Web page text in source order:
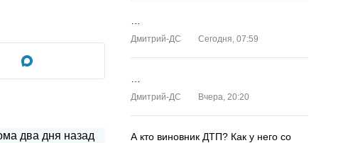
Дмитрий-ДС Сегодня, 07:59
Дмитрий-ДС Вчера, 20:20
А кто виновник ДТП? Как у него со